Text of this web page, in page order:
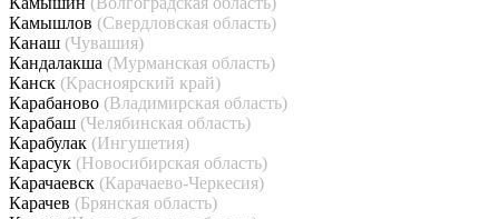
Камышлов (Свердловская область)
Канаш (Чувашия)
Кандалакша (Мурманская область)
Канск (Красноярский край)
Карабаново (Владимирская область)
Карабаш (Челябинская область)
Карабулак (Ингушетия)
Карасук (Новосибирская область)
Карачаевск (Карачаево-Черкесия)
Карачев (Брянская область)